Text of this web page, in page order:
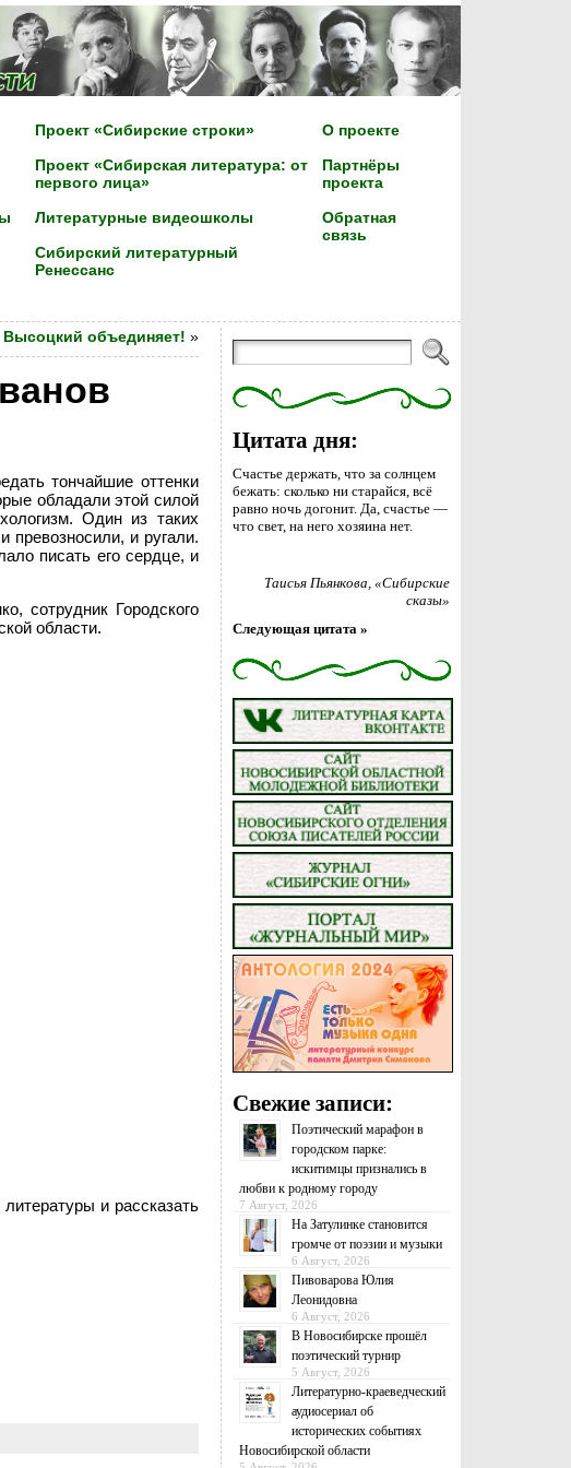
Проект «Сибирские строки»
Проект «Сибирская литература: от
первого лица»
Литературные видеошколы
Сибирский литературный
Ренессанс
О проекте
Партнёры
проекта
Обратная
связь
Высоцкий объединяет! »
тончайшие оттенки
обладали этой силой
Один из таких
превозносили, и ругали.
писать его сердце, и
сотрудник Городского
области.
и рассказать
Цитата дня:
Счастье держать, что за солнцем
бежать: сколько ни старайся, всё
равно ночь догонит. Да, счастье —
что свет, на него хозяина нет.
Таисья Пьянкова, «Сибирские
сказы»
Следующая цитата »
Свежие записи:
Поэтический марафон в
городском парке:
искитимцы признались в
любви к родному городу
7 Август, 2026
На Затулинке становится
громче от поэзии и музыки
6 Август, 2026
Пивоварова Юлия
Леонидовна
6 Август, 2026
В Новосибирске прошёл
поэтический турнир
5 Август, 2026
Литературно-краеведческий
аудиосериал об
исторических событиях
Новосибирской области